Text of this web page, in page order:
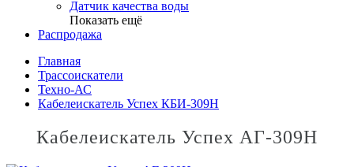
Датчик качества воды
Показать ещё
Распродажа
Главная
Трассоискатели
Техно-АС
Кабелеискатель Успех КБИ-309Н
Кабелеискатель Успех АГ-309Н